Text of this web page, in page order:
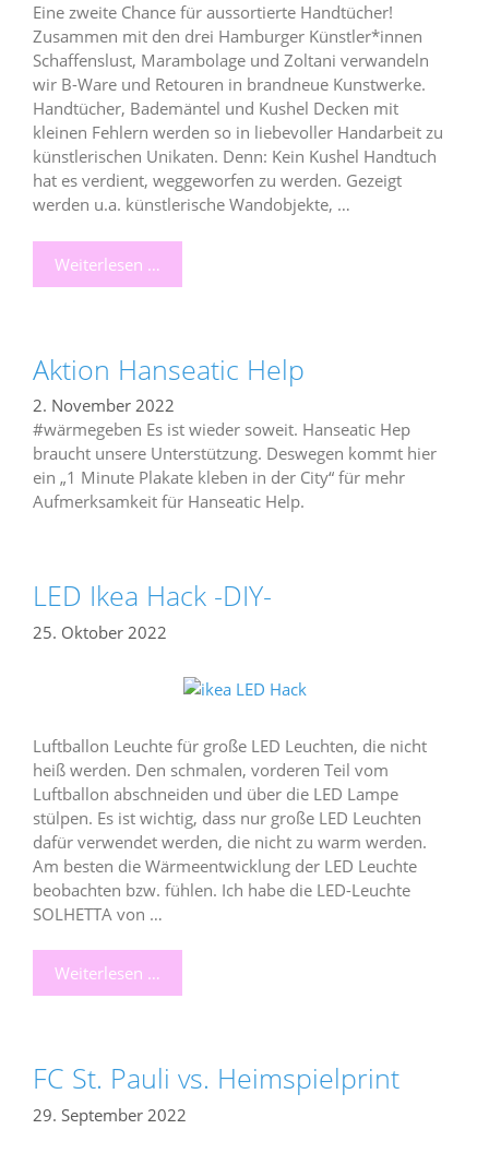
Eine zweite Chance für aussortierte Handtücher!
Zusammen mit den drei Hamburger Künstler*innen
Schaffenslust, Marambolage und Zoltani verwandeln
wir B-Ware und Retouren in brandneue Kunstwerke.
Handtücher, Bademäntel und Kushel Decken mit
kleinen Fehlern werden so in liebevoller Handarbeit zu
künstlerischen Unikaten. Denn: Kein Kushel Handtuch
hat es verdient, weggeworfen zu werden. Gezeigt
werden u.a. künstlerische Wandobjekte, …
Weiterlesen …
Aktion Hanseatic Help
2. November 2022
#wärmegeben Es ist wieder soweit. Hanseatic Hep
braucht unsere Unterstützung. Deswegen kommt hier
ein „1 Minute Plakate kleben in der City“ für mehr
Aufmerksamkeit für Hanseatic Help.
LED Ikea Hack -DIY-
25. Oktober 2022
Luftballon Leuchte für große LED Leuchten, die nicht
heiß werden. Den schmalen, vorderen Teil vom
Luftballon abschneiden und über die LED Lampe
stülpen. Es ist wichtig, dass nur große LED Leuchten
dafür verwendet werden, die nicht zu warm werden.
Am besten die Wärmeentwicklung der LED Leuchte
beobachten bzw. fühlen. Ich habe die LED-Leuchte
SOLHETTA von …
Weiterlesen …
FC St. Pauli vs. Heimspielprint
29. September 2022